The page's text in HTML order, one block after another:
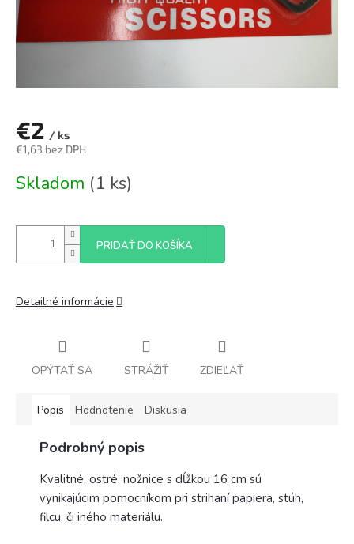
€2 / ks
€1,63 bez DPH
cena:
Skladom (1 ks)
PRIDAŤ DO KOŠÍKA
Detailné informácie
OPÝTAŤ SA STRÁŽIŤ ZDIEĽAŤ
Popis Hodnotenie Diskusia
Podrobný popis
Kvalitné, ostré, nožnice s dĺžkou 16 cm sú
vynikajúcim pomocníkom pri strihaní papiera, stúh,
filcu, či iného materiálu.